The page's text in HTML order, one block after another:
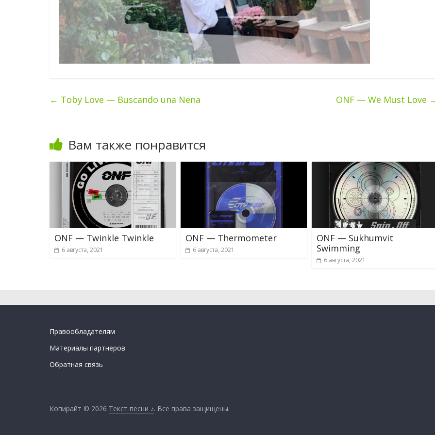
← Toby Love — Buscando una Nena ONF — We Must Love
Вам также понравится
ONF — Twinkle Twinkle
6 августа, 2021
ONF — Thermometer
6 августа, 2021
ONF — Sukhumvit
Swimming
6 августа, 2021
Правообладателям
Материалы партнеров
Обратная связь
Копирайт © 2026 Текст песни ♪. Все права защищены.